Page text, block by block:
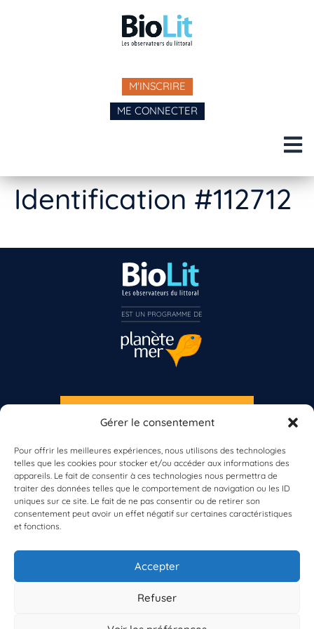
Gérer le consentement
Pour offrir les meilleures expériences, nous utilisons des technologies
telles que les cookies pour stocker et/ou accéder aux informations des
appareils. Le fait de consentir à ces technologies nous permettra de
traiter des données telles que le comportement de navigation ou les ID
uniques sur ce site. Le fait de ne pas consentir ou de retirer son
consentement peut avoir un effet négatif sur certaines caractéristiques
et fonctions.
Accepter
Refuser
M'INSCRIRE
ME CONNECTER
Identification #112712
À propos de BioLit
Vos données d'observation
Ressources
Résultats du programme
Contacts
S'INSCRIRE À LA NEWSLETTER
Inscrivez-vous dès maintenant